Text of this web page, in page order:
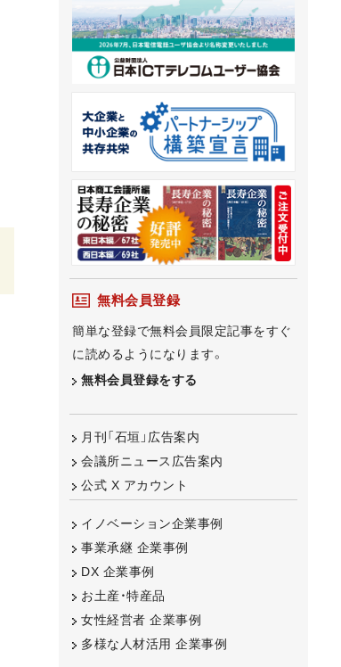
無料会員登録
簡単な登録で無料会員限定記事をすぐ
に読めるようになります。
無料会員登録をする
月刊「石垣」広告案内
会議所ニュース広告案内
公式 X アカウント
イノベーション企業事例
事業承継 企業事例
DX 企業事例
お土産・特産品
女性経営者 企業事例
多様な人材活用 企業事例